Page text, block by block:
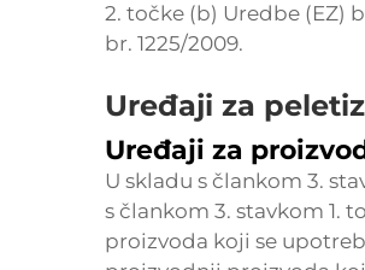
2. točke (b) Uredbe (EZ)
br. 1225/2009.
Uređaji za
Uređaji za
U skladu s člankom 3.
s člankom 3. stavkom 1.
proizvoda koji se